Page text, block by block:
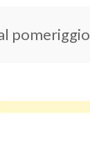
pomeriggio